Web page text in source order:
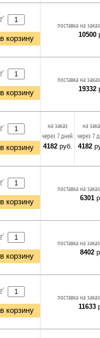
в корзину
поставка на
10500
в корзину
поставка на
19332
в корзину
на заказ
через 7 дней
4182руб.
на
через 7
4182
в корзину
поставка на
6301
в корзину
поставка на
8402
в корзину
поставка на
11633